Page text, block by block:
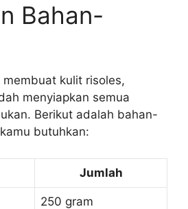
Bahan-
kulit risoles,
menyiapkan semua
Berikut adalah bahan-
butuhkan:
Jumlah
250 gram